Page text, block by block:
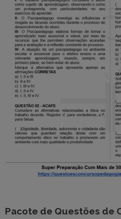
Pacote de Questões de